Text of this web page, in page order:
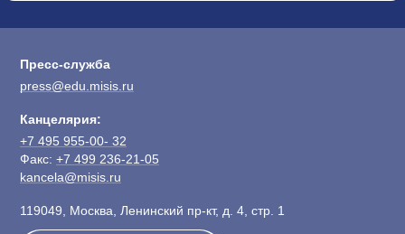
Пресс-служба
press@edu.misis.ru
Канцелярия:
+7 495 955-00- 32
Факс: +7 499 236-21-05
kancela@misis.ru
119049, Москва, Ленинский пр-кт, д. 4, стр. 1